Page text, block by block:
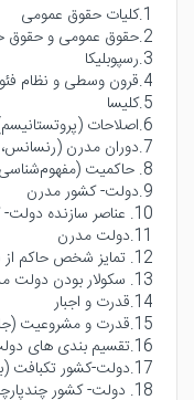
1.کلیات حقوق عمومی
2.حقوق عمومی و حقوق خصوصی
3.رسپوبلیکا
4.قرون وسطی و نظام فئودالیسم
5.کلیسا
6.اصلاحات (پروتستانیسم)
7.دوران مدرن (رنسانس، اومانیسم، بورژوازی)
8. حاکمیت (مفهوم‌شناسی، حاکمیت داخلی و خارجی)
9.دولت- کشور مدرن
10. عناصر سازنده دولت- کشور (دولت، سرزمین، ملت)
11.دولت مدرن
12. تمایز شخص حاکم از نهاد حاکم
13. سکولار بودن دولت مدرن (مفهوم، ابعاد، انواع سکولاریسم)
14.قدرت و اجبار
15.قدرت و مشروعیت (جامعه‌شناسی و فلسفی)
16.تقسیم بندی های دولت- کشور
17.دولت-کشور تکبافت (بسیط) (ساده، پیچیده)
18. دولت- کشور